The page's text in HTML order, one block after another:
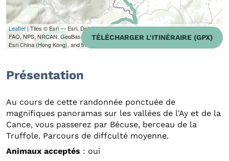
Leaflet | Tiles © Esri — Esri, DeLorme, NAVTEQ, TomTom, Intermap, iPC, USGS,
FAO, NPS, NRCAN, GeoBase, Kadaster NL, Ordnance Survey, Esri Japan, METI,
Esri China (Hong Kong), and the GIS User Community
TÉLÉCHARGER L'ITINÉRAIRE (GPX)
Présentation
Au cours de cette randonnée ponctuée de
magnifiques panoramas sur les vallées de l'Ay et de la
Cance, vous passerez par Bécuse, berceau de la
Truffole. Parcours de diffculté moyenne.
Animaux acceptés : oui